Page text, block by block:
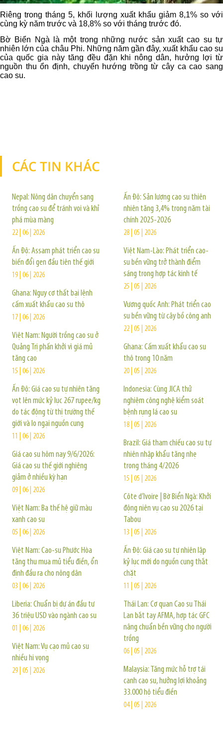
Riêng trong tháng 5, khối lượng xuất khẩu giảm 8,1% so với
cùng kỳ năm trước và 18,8% so với tháng trước đó.
Bờ Biển Ngà là một trong những nước sản xuất cao su tự
nhiên lớn của châu Phi. Những năm gần đây, xuất khẩu cao su
của quốc gia này tăng đều đặn khi nông dân, hưởng lợi từ
nguồn thu ổn định, chuyển hướng trồng từ cây ca cao sang
cao su.
CÁC TIN KHÁC
Nepal: Nông dân chuyển sang
trồng cao su để tránh voi và khỉ
phá mùa màng
22 | 06 | 2026
Ấn Độ: Assam phát triển cao su
biến đổi gen đầu tiên thế giới
19 | 06 | 2026
Ghana: Nguy cơ thất bại lệnh
cấm xuất khẩu cao su thô
17 | 06 | 2026
Việt Nam: Người trồng cao su ở
Quảng Trị phấn khởi vì giá mủ
tăng cao
15 | 06 | 2026
Ấn Độ: Giá cao su tự nhiên tăng
vọt lên mức kỷ lục 267 rupee/kg
do tác động từ thị trường thế
giới và lo ngại nguồn cung
11 | 06 | 2026
Giá cao su hôm nay 9/6/2026:
Giá cao su thế giới nghiêng
giảm ở nhiều kỳ hạn
09 | 06 | 2026
Việt Nam: Ba thế hệ giữ màu
xanh cao su
05 | 06 | 2026
Việt Nam: Cao-su Phước Hòa
tăng thu mua mủ tiểu điền, ổn
định đầu ra cho nông dân
03 | 06 | 2026
Liberia: Chuẩn bị dự án đầu tư
36 triệu USD vào ngành cao su
01 | 06 | 2026
Việt Nam: Vụ cạo mủ cao su
nhiều hi vọng
29 | 05 | 2026
Ấn Độ: Sản lượng cao su thiên
nhiên tăng 3,4% trong năm tài
chính 2025-2026
28 | 05 | 2026
Việt Nam-Lào: Phát triển cao-
su bền vững trở thành điểm
sáng trong hợp tác kinh tế
25 | 05 | 2026
Vương quốc Anh: Phát triển cao
su bền vững từ cây bồ công anh
22 | 05 | 2026
Ghana: Cấm xuất khẩu cao su
thô trong 10 năm
20 | 05 | 2026
Indonesia: Cùng JICA thử
nghiệm công nghệ kiểm soát
bệnh rụng lá cao su
18 | 05 | 2026
Brazil: Giá tham chiếu cao su tự
nhiên nhập khẩu tăng nhẹ
trong tháng 4/2026
15 | 05 | 2026
Côte d’Ivoire | Bờ Biển Ngà: Khởi
động niên vụ cao su 2026 tại
Tabou
13 | 05 | 2026
Ấn Độ: Giá cao su tự nhiên lập
kỷ lục mới do nguồn cung thắt
chặt
11 | 05 | 2026
Thái Lan: Cơ quan Cao su Thái
Lan bắt tay AFMA, hợp tác GFC
nâng chuẩn bền vững cho người
trồng
06 | 05 | 2026
Malaysia: Tăng mức hỗ trợ tái
canh cao su, hưởng lợi khoảng
33.000 hộ tiểu điền
04 | 05 | 2026